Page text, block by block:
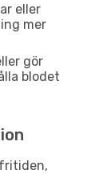
eller
mer
gör
blodet